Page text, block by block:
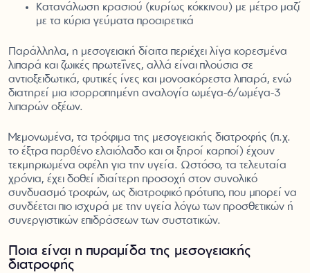
Κατανάλωση κρασιού (κυρίως κόκκινου) με μέτρο μαζί
με τα κύρια γεύματα προαιρετικά
Παράλληλα, η μεσογειακή δίαιτα περιέχει λίγα κορεσμένα
λιπαρά και ζωικές πρωτεΐνες, αλλά είναι πλούσια σε
αντιοξειδωτικά, φυτικές ίνες και μονοακόρεστα λιπαρά, ενώ
διατηρεί μια ισορροπημένη αναλογία ωμέγα-6/ωμέγα-3
λιπαρών οξέων.
Μεμονωμένα, τα τρόφιμα της μεσογειακής διατροφής (π.χ.
το έξτρα παρθένο ελαιόλαδο και οι ξηροί καρποί) έχουν
τεκμηριωμένα οφέλη για την υγεία. Ωστόσο, τα τελευταία
χρόνια, έχει δοθεί ιδιαίτερη προσοχή στον συνολικό
συνδυασμό τροφών, ως διατροφικό πρότυπο, που μπορεί να
συνδέεται πιο ισχυρά με την υγεία λόγω των προσθετικών ή
συνεργιστικών επιδράσεων των συστατικών.
Ποια είναι η πυραμίδα της μεσογειακής
διατροφής